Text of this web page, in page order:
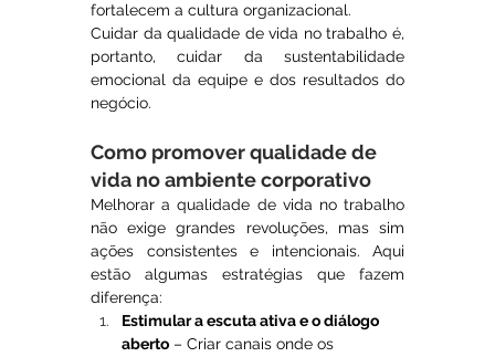
fortalecem a cultura organizacional.
Cuidar da qualidade de vida no trabalho é,
portanto, cuidar da sustentabilidade
emocional da equipe e dos resultados do
negócio.
Como promover qualidade de
vida no ambiente corporativo
Melhorar a qualidade de vida no trabalho
não exige grandes revoluções, mas sim
ações consistentes e intencionais. Aqui
estão algumas estratégias que fazem
diferença:
Estimular a escuta ativa e o diálogo
aberto – Criar canais onde os